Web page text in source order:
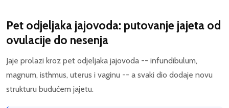
Pet odjeljaka jajovoda: putovanje jajeta od
ovulacije do nesenja
Jaje prolazi kroz pet odjeljaka jajovoda -- infundibulum,
magnum, isthmus, uterus i vaginu -- a svaki dio dodaje novu
strukturu budućem jajetu.